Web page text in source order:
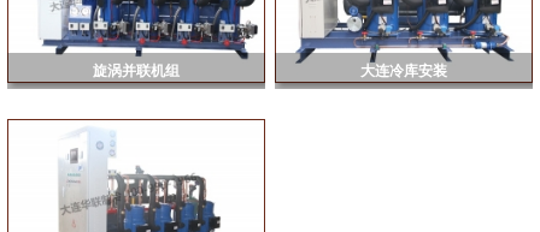
旋涡并联机组 大连冷库安装